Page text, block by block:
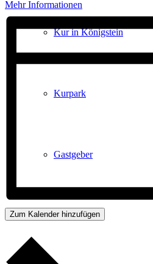
Kur in Königstein
Kurpark
Gastgeber
Gesundheit
Mehr Informationen
Zum Kalender hinzufügen